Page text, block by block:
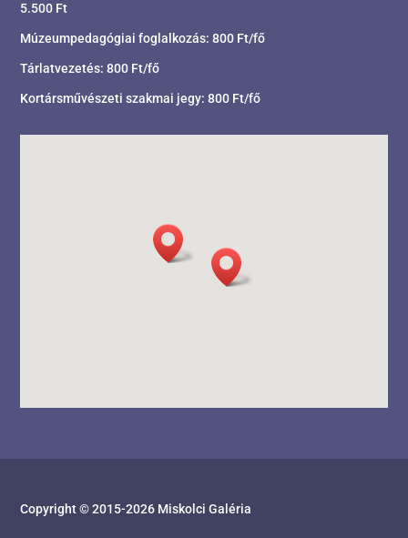
5.500 Ft
Múzeumpedagógiai foglalkozás: 800 Ft/fő
Tárlatvezetés: 800 Ft/fő
Kortársművészeti szakmai jegy: 800 Ft/fő
Copyright © 2015-2026 Miskolci Galéria